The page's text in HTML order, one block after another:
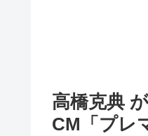
高橋克典
CM「プレ